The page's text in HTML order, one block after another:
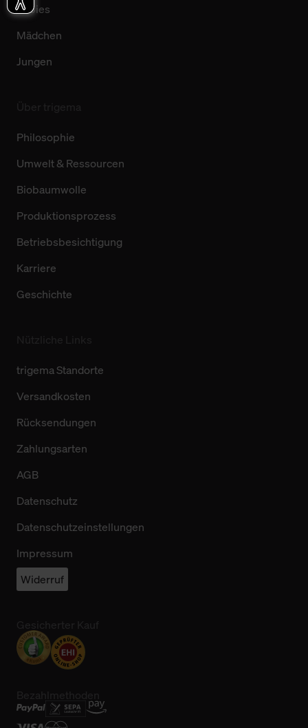
Babies
Mädchen
Jungen
Philosophie
Umwelt & Ressourcen
Biobaumwolle
Produktionsprozess
Betriebsbesichtigung
Karriere
Geschichte
trigema Standorte
Versandkosten
Rücksendungen
Zahlungsarten
AGB
Datenschutz
Datenschutzeinstellungen
Impressum
Widerruf